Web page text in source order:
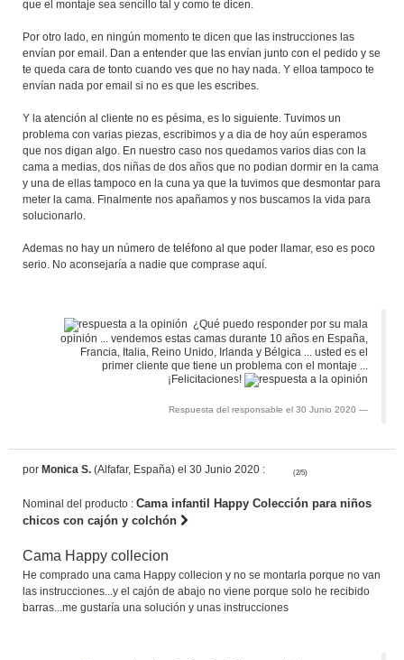
que el montaje sea sencillo tal y como te dicen.
Por otro lado, en ningún momento te dicen que las instrucciones las
envían por email. Dan a entender que las envían junto con el pedido y se
te queda cara de tonto cuando ves que no hay nada. Y elloa tampoco te
envían nada por email si no es que les escribes.
Y la atención al cliente no es pésima, es lo siguiente. Tuvimos un
problema con varias piezas, escribimos y a dia de hoy aún esperamos
que nos digan algo. En nuestro caso nos quedamos varios dias con la
cama a medias, dos niñas de dos años que no podian dormir en la cama
y una de ellas tampoco en la cuna ya que la tuvimos que desmontar para
meter la cama. Finalmente nos apañamos y nos buscamos la vida para
solucionarlo.
Ademas no hay un número de teléfono al que poder llamar, eso es poco
serio. No aconsejaría a nadie que comprase aquí.
¿Qué puedo responder por su mala
opinión ... vendemos estas camas durante 10 años en España,
Francia, Italia, Reino Unido, Irlanda y Bélgica ... usted es el
primer cliente que tiene un problema con el montaje ...
¡Felicitaciones!
Respuesta del responsable el 30 Junio 2020
por Monica S. (Alfafar, España) el 30 Junio 2020 : (2/5)
Nominal del producto : Cama infantil Happy Colección para niños
chicos con cajón y colchón
Cama Happy collecion
He comprado una cama Happy collecion y no se montarla porque no van
las instrucciones...y el cajón de abajo no viene porque solo he recibido
barras...me gustaría una solución y unas instrucciones